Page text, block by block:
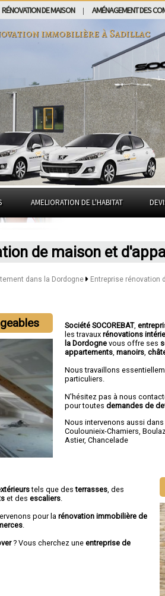
RÉNOVATION DE MAISON AMÉNAGEMENT DES
immobilière àSadillac
AMELIORATION DE L'HABITAT
de maison et
dans la Dordogne Entreprise rénovation
Société SOCOREBAT,
les travauxrénovations
la Dordognevous offre ses
appartements ,manoirs ,
Nous travaillons
particuliers.
N'hésitez pas à nous
pour toutesdemandes de
Nous intervenons aussi
Coulounieix-Chamiers ,
Astier,Chancelade
tels que desterrasses , des
et des escaliers
pour la rénovation immobilière de
? Vous cherchez une entreprise de